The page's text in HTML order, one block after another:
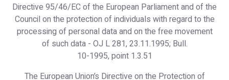
Directive 95/46/EC of the European Parliament and of the
Council on the protection of individuals with regard to the
processing of personal data and on the free movement
of such data - OJ L 281, 23.11.1995; Bull.
10-1995, point 1.3.51
The European Union’s Directive on the Protection of